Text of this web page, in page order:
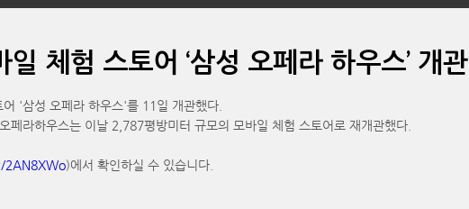
체험 스토어 ‘삼성 오페라 하우스’ 개관
'삼성 오페라 하우스'를 11일 개관했다.
페라하우스는 이날 2,787평방미터 규모의 모바일 체험 스토어로 재개관했다.
)에서 확인하실 수 있습니다.